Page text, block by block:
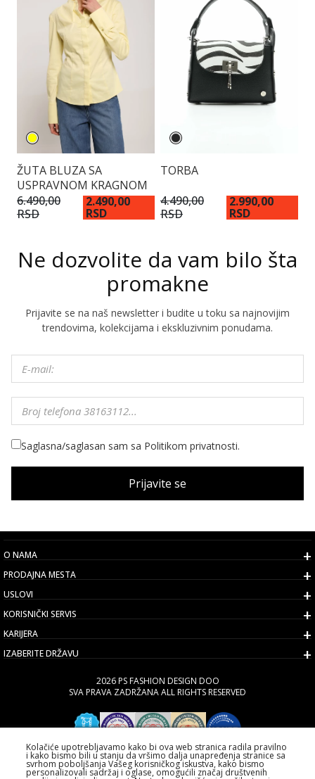
ŽUTA BLUZA SA
USPRAVNOM KRAGNOM
6.490,00
RSD
2.490,00
RSD
TORBA
4.490,00
RSD
2.990,00
RSD
Ne dozvolite da vam bilo šta
promakne
Prijavite se na naš newsletter i budite u toku sa najnovijim
trendovima, kolekcijama i ekskluzivnim ponudama.
Saglasna/saglasan sam sa Politikom privatnosti.
Prijavite se
O NAMA
PRODAJNA MESTA
USLOVI
KORISNIČKI SERVIS
KARIJERA
IZABERITE DRŽAVU
2026 PS FASHION DESIGN DOO
SVA PRAVA ZADRŽANA ALL RIGHTS RESERVED
Kolačiće upotrebljavamo kako bi ova web stranica radila pravilno
i kako bismo bili u stanju da vršimo dalja unapređenja stranice sa
svrhom poboljšanja Vašeg korisničkog iskustva, kako bismo
personalizovali sadržaj i oglase, omogućili značaj društvenih